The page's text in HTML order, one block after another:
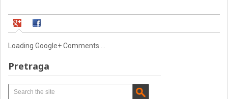
Loading Google+ Comments ...
Pretraga